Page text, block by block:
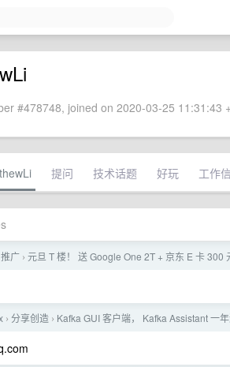
#478748, joined on 2020-03-25 11:31:43
提问 技术话题 好玩 工作
推广 › 元旦 T 楼！ 送 Google One 2T + 京东 E 卡 300
› 分享创造 › Kafka GUI 客户端， Kafka Assistant 一